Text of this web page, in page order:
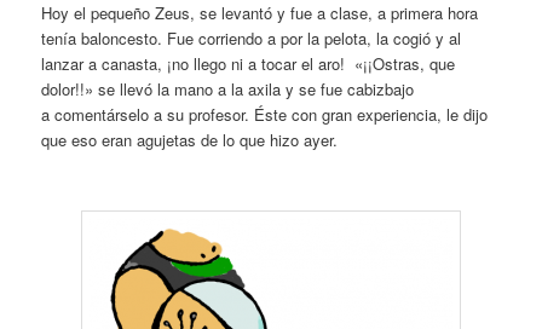
Hoy el pequeño Zeus, se levantó y fue a clase, a primera hora
tenía baloncesto. Fue corriendo a por la pelota, la cogió y al
lanzar a canasta, ¡no llego ni a tocar el aro! «¡¡Ostras, que
dolor!!» se llevó la mano a la axila y se fue cabizbajo
a comentárselo a su profesor. Éste con gran experiencia, le dijo
que eso eran agujetas de lo que hizo ayer.